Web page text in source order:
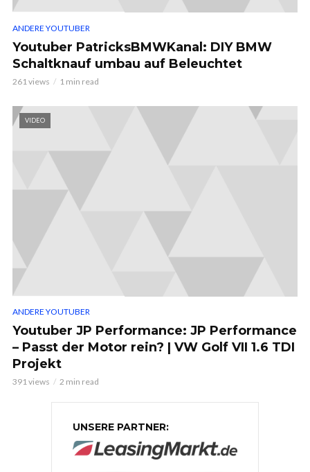
ANDERE YOUTUBER
Youtuber PatricksBMWKanal: DIY BMW
Schaltknauf umbau auf Beleuchtet
261 views 1 min read
VIDEO
ANDERE YOUTUBER
Youtuber JP Performance: JP Performance
– Passt der Motor rein? | VW Golf VII 1.6 TDI
Projekt
391 views 2 min read
UNSERE PARTNER: